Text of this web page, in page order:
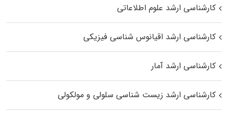
کارشناسی ارشد علوم اطلاعاتی
کارشناسی ارشد اقیانوس‌ شناسی فیزیکی
کارشناسی ارشد آمار
کارشناسی ارشد زیست شناسی سلولی و مولکولی